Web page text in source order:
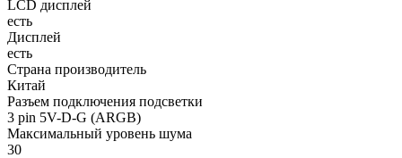
LCD дисплей
есть
Дисплей
есть
Страна производитель
Китай
Разъем подключения подсветки
3 pin 5V-D-G (ARGB)
Максимальный уровень шума
30